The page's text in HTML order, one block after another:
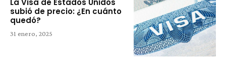
La Visa de Estados Unidos
subió de precio: ¿En cuánto
quedó?
31 enero, 2025